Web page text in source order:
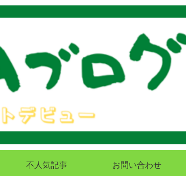
不人気記事 お問い合わせ